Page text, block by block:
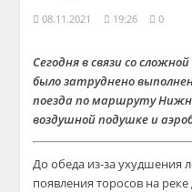
08.11.2021 19:26 0
Сегодня в связи со
было затруднено
поезда по маршруту
воздушной подушке и
До обеда из-за ухудшения
появления торосов на